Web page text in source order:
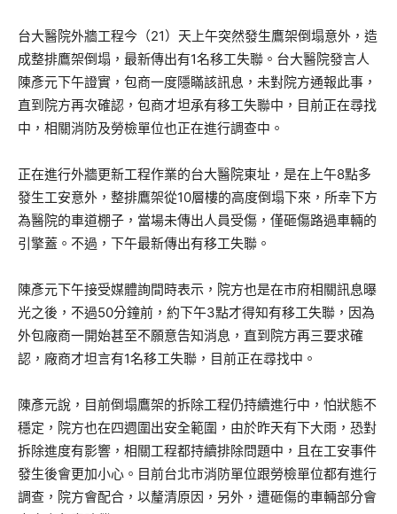
台大醫院外牆工程今（21）天上午突然發生鷹架倒塌意外，造
成整排鷹架倒塌，最新傳出有1名移工失聯。台大醫院發言人
陳彥元下午證實，包商一度隱瞞該訊息，未對院方通報此事，
直到院方再次確認，包商才坦承有移工失聯中，目前正在尋找
中，相關消防及勞檢單位也正在進行調查中。
正在進行外牆更新工程作業的台大醫院東址，是在上午8點多
發生工安意外，整排鷹架從10層樓的高度倒塌下來，所幸下方
為醫院的車道棚子，當場未傳出人員受傷，僅砸傷路過車輛的
引擎蓋。不過，下午最新傳出有移工失聯。
陳彥元下午接受媒體詢間時表示，院方也是在市府相關訊息曝
光之後，不過50分鐘前，約下午3點才得知有移工失聯，因為
外包廠商一開始甚至不願意告知消息，直到院方再三要求確
認，廠商才坦言有1名移工失聯，目前正在尋找中。
陳彥元說，目前倒塌鷹架的拆除工程仍持續進行中，怕狀態不
穩定，院方也在四週圍出安全範圍，由於昨天有下大雨，恐對
拆除進度有影響，相關工程都持續排除問題中，且在工安事件
發生後會更加小心。目前台北市消防單位跟勞檢單位都有進行
調查，院方會配合，以釐清原因，另外，遭砸傷的車輛部分會